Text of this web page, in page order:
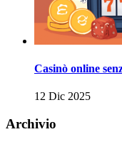
Casinò online
12 Dic 2025
Archivio